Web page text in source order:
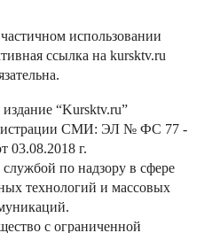
использовании
ссылка на kursktv.ru
“Kursktv.ru”
СМИ: ЭЛ № ФС 77 -
03.08.2018 г.
по надзору в сфере
технологий и массовых
с ограниченной